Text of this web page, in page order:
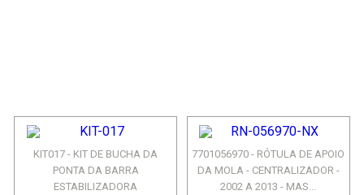
KIT017 - KIT DE BUCHA DA
PONTA DA BARRA
ESTABILIZADORA
7701056970 - RÓTULA DE APOIO
DA MOLA - CENTRALIZADOR -
2002 A 2013 - MAS...